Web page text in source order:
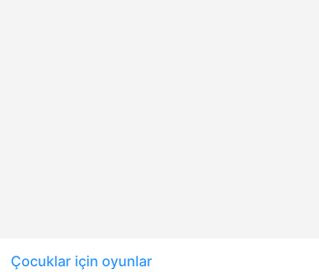
Çocuklar için oyunlar